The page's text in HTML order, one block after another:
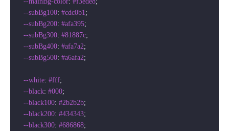
--subBg100: #cdc0b1;
--subBg200: #afa395;
--subBg300: #81887c;
--subBg400: #afa7a2;
--subBg500: #a6afa2;
--white: #fff;
--black: #000;
--black100: #2b2b2b;
--black200: #434343;
--black300: #686868;